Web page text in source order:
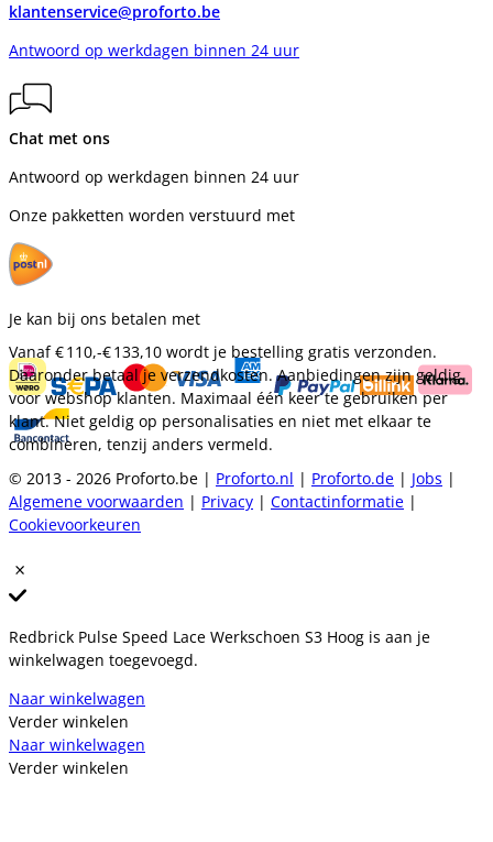
klantenservice@proforto.be
Antwoord op werkdagen binnen 24 uur
Chat met ons
Antwoord op werkdagen binnen 24 uur
Onze pakketten worden verstuurd met
Je kan bij ons betalen met
Vanaf€ 110,-€ 133,10 wordt je bestelling gratis verzonden.
Daaronder betaal je verzendkosten. Aanbiedingen zijn geldig
voor webshop klanten. Maximaal één keer te gebruiken per
klant. Niet geldig op personalisaties en niet met elkaar te
combineren, tenzij anders vermeld.
© 2013 - 2026 Proforto.be | Proforto.nl | Proforto.de | Jobs |
Algemene voorwaarden | Privacy | Contactinformatie |
Cookievoorkeuren
Redbrick Pulse Speed Lace Werkschoen S3 Hoog is aan je
winkelwagen toegevoegd.
Naar winkelwagen
Verder winkelen
Naar winkelwagen
Verder winkelen